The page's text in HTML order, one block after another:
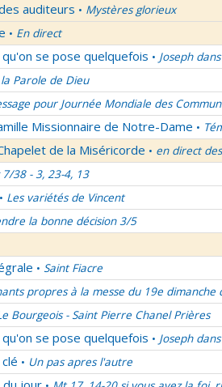
auditeurs • Mystères glorieux
• En direct
se pose quelquefois • Joseph
Parole de Dieu
pour Journée Mondiale des
Missionnaire de Notre-Dame •
de la Miséricorde • en direct
7/38 - 3, 23-4, 13
• Les variétés de Vincent
la bonne décision 3/5
• Saint Fiacre
propres à la messe du 19e
Bourgeois - Saint Pierre Chanel Prières
se pose quelquefois • Joseph
• Un pas apres l'autre